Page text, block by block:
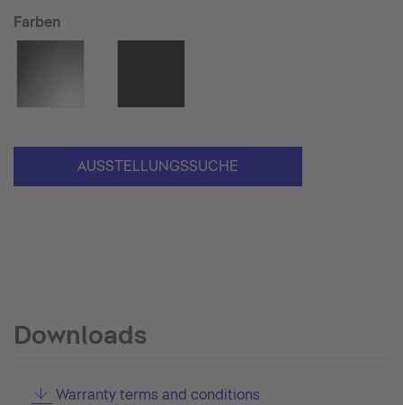
Farben
AUSSTELLUNGSSUCHE
Downloads
Warranty terms and conditions